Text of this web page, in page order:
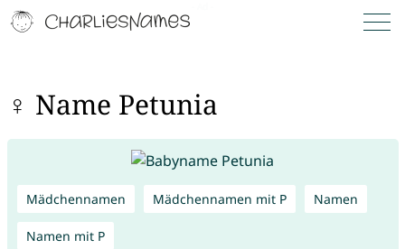
♀ Name Petunia
Mädchennamen Mädchennamen mit P Namen
Namen mit P